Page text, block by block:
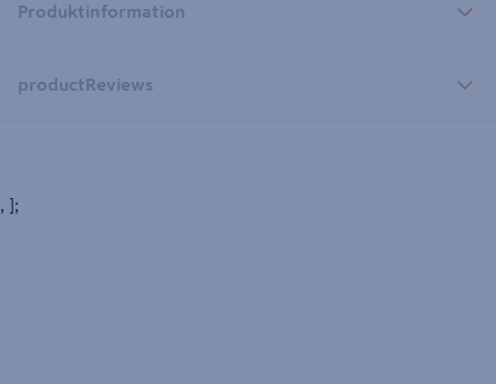
Produktinformation
productReviews
, ];